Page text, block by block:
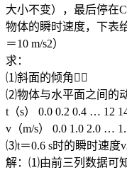
大小不变），最后停在
物体的瞬时速度，下表
＝10 m/s2）
求：
⑴斜面的倾角；
⑵物体与水平面之间的
t（s） 0.0 0.2 0.4 … 12
v（m/s） 0.0 1.0 2.0 …
⑶t＝0.6 s时的瞬时速度v
解：⑴由前三列数据可